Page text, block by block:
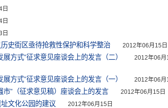
史街区亟待抢救性保护和科学整治 2012年06月15日
方式”征求意见座谈会上的发言（二） 2012年06月
方式”征求意见座谈会上的发言（一） 2012年06月
”（征求意见稿）座谈会上的发言 2012年06月15日
文化公园的建议 2012年06月15日